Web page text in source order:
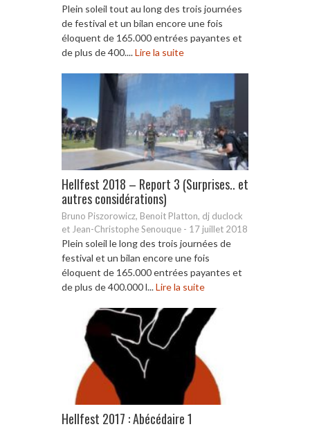
Plein soleil tout au long des trois journées
de festival et un bilan encore une fois
éloquent de 165.000 entrées payantes et
de plus de 400....Lire la suite
Hellfest 2018 – Report 3 (Surprises.. et
autres considérations)
Bruno Piszorowicz, Benoit Platton, dj duclock
et Jean-Christophe Senouque - 17 juillet 2018
Plein soleil le long des trois journées de
festival et un bilan encore une fois
éloquent de 165.000 entrées payantes et
de plus de 400.000 l...Lire la suite
Hellfest 2017 : Abécédaire 1